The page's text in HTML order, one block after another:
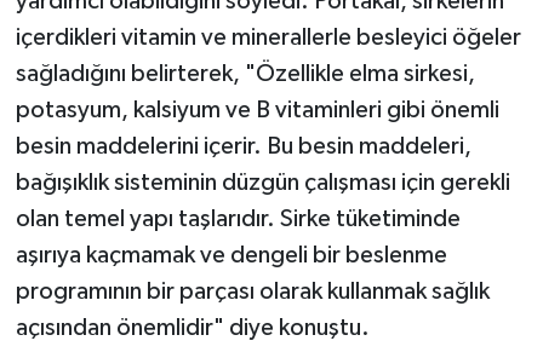
içerdikleri vitamin ve minerallerle besleyici öğeler
sağladığını belirterek, "Özellikle elma sirkesi,
potasyum, kalsiyum ve B vitaminleri gibi önemli
besin maddelerini içerir. Bu besin maddeleri,
bağışıklık sisteminin düzgün çalışması için gerekli
olan temel yapı taşlarıdır. Sirke tüketiminde
aşırıya kaçmamak ve dengeli bir beslenme
programının bir parçası olarak kullanmak sağlık
açısından önemlidir" diye konuştu.